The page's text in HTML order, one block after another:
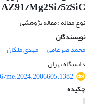
AZ91/Mg2Si/5%SiC
نوع مقاله : مقاله پژوهشی
نویسندگان
محمد ضرغامی
مهدی ملکان
دانشگاه تهران
me.2024.2006605.1382
چکیده